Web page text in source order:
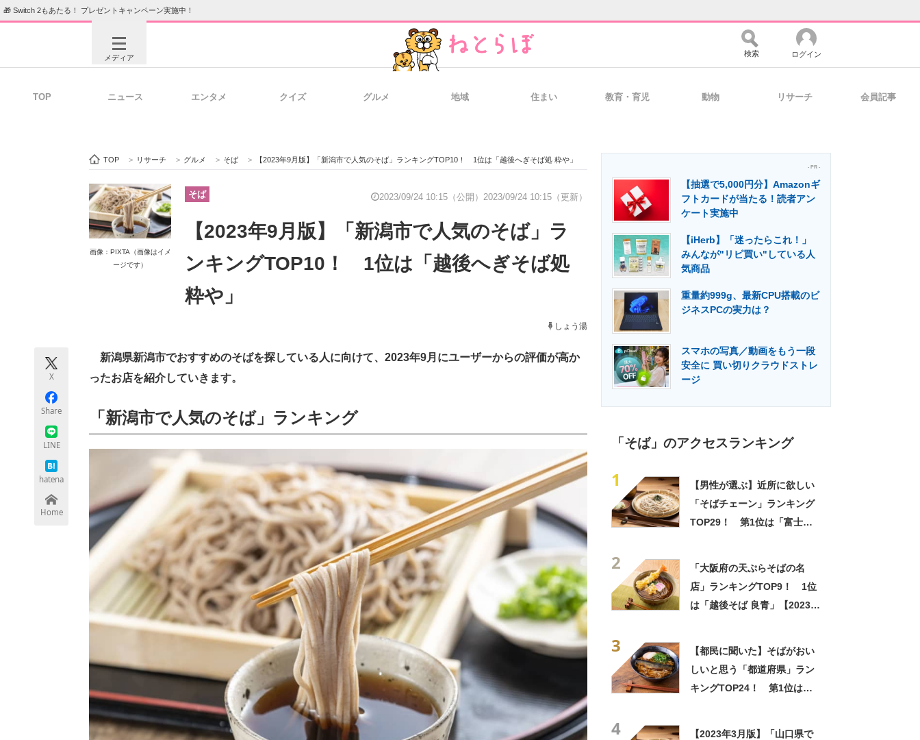
🎁 Switch 2もあたる！ プレゼントキャンペーン実施中！
メディア
ビジネスと働き方のヒント 経営リーダーのコミュニティ マーケ×ITの今がよく分かる
ITエンジニア向け専門サイト IT製品の技術・比較・事例 製造業のIT導入・活用を支援
エネルギーの専門メディア 建設×テクノロジーの最前線
ちょっと気になるネットの話題
検索 ログイン
TOP ニュース エンタメ クイズ グルメ 地域 住まい 教育・育児 動物 リサーチ 会員記事
TOP > リサーチ > グルメ > そば > 【2023年9月版】「新潟市で人気のそば」ランキングTOP10！ 1位は「越後へぎそば処 粋や」
画像：PIXTA（画像はイメ
ージです）
そば 2023/09/24 10:15（公開） 2023/09/24 10:15（更新）
【2023年9月版】「新潟市で人気のそば」ラ
ンキングTOP10！ 1位は「越後へぎそば処
粋や」
しょう湯
X
Share
LINE
hatena
Home
新潟県新潟市でおすすめのそばを探している人に向けて、2023年9月にユーザーからの評価が高か
ったお店を紹介していきます。
「新潟市で人気のそば」ランキング
- PR -
【抽選で5,000円分】Amazonギ
フトカードが当たる！読者アン
ケート実施中
【iHerb】「迷ったらこれ！」
みんなが"リピ買い"している人
気商品
重量約999g、最新CPU搭載のビ
ジネスPCの実力は？
スマホの写真／動画をもう一段
安全に 買い切りクラウドストレ
ージ
「そば」のアクセスランキング
1
【男性が選ぶ】近所に欲しい
「そばチェーン」ランキング
TOP29！ 第1位は「富士そ
2
「大阪府の天ぷらそばの名
店」ランキングTOP9！ 1位
は「越後そば 良青」【2023年
3
【都民に聞いた】そばがおい
しいと思う「都道府県」ラン
キングTOP24！ 第1位は
4
【2023年3月版】「山口県で